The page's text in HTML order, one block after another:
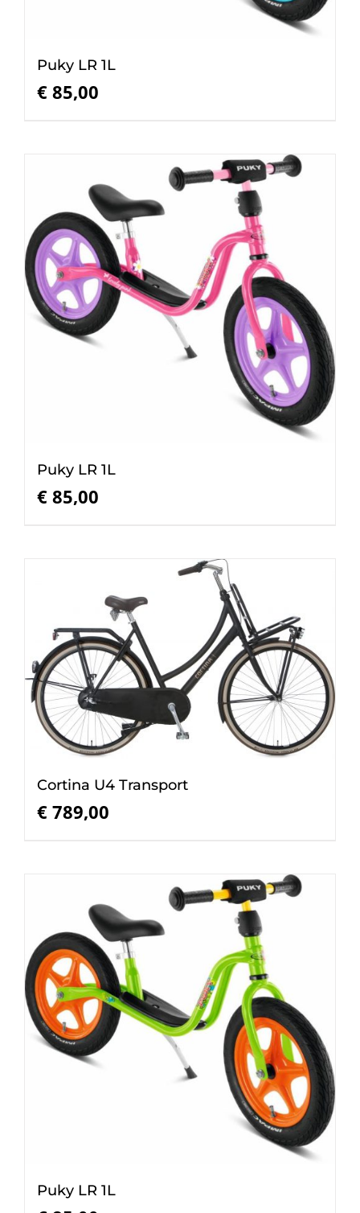
Puky LR 1L
€ 85,00
Puky LR 1L
€ 85,00
Cortina U4 Transport
€ 789,00
Puky LR 1L